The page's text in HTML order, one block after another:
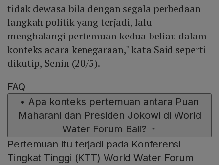
tidak dewasa bila dengan segala perbedaan
langkah politik yang terjadi, lalu
menghalangi pertemuan kedua beliau dalam
konteks acara kenegaraan," kata Said seperti
dikutip, Senin (20/5).
FAQ
• Apa konteks pertemuan antara Puan
Maharani dan Presiden Jokowi di World
Water Forum Bali?
Pertemuan itu terjadi pada Konferensi
Tingkat Tinggi (KTT) World Water Forum